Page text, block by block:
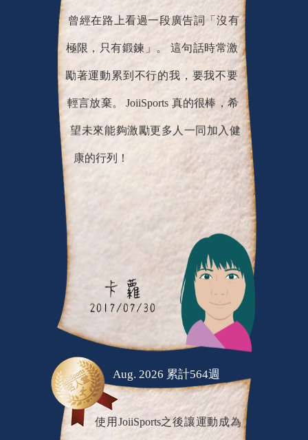
曾經在路上看過一段廣告詞「沒有
極限，只有鍛鍊」。 這句話時常激
勵著運動累到不行的我，要我不要
輕言放棄。 JoiiSports 真的很棒，希
望未來能夠激勵更多人一同加入健
Aug. 2026 累計564週
使用JoiiSports之後讓運動成為